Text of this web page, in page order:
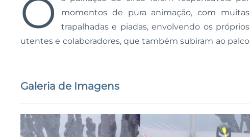
O
momentos de pura animação, com muitas
trapalhadas e piadas, envolvendo os próprios
utentes e colaboradores, que também subiram ao palco
Galeria de Imagens